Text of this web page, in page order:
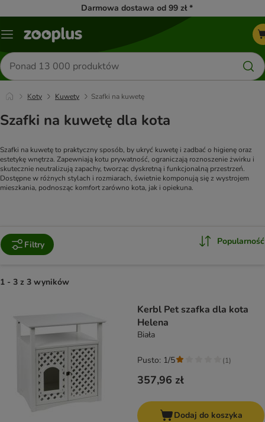
Darmowa dostawa od 99 zł *
Menu
Szukaj
produktów
Koty Kuwety Szafki na kuwetę
Szafki na kuwetę dla kota
Szafki na kuwetę to praktyczny sposób, by ukryć kuwetę i zadbać o higienę oraz
estetykę wnętrza. Zapewniają kotu prywatność, ograniczają roznoszenie żwirku i
skutecznie neutralizują zapachy, tworząc dyskretną i funkcjonalną przestrzeń.
Dostępne w różnych stylach i rozmiarach, świetnie komponują się z wystrojem
mieszkania, podnosząc komfort zarówno kota, jak i opiekuna.
Filtry Popularność
1 - 3 z 3 wyników
Kerbl Pet szafka dla kota
Helena
Biała
357,96 zł
Pusto: 1/5 (1)
Dodaj do koszyka